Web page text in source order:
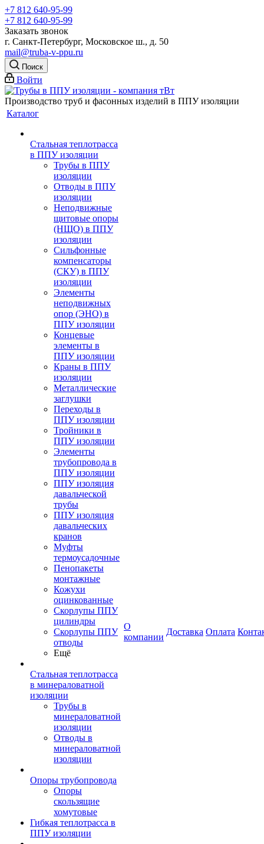
+7 812 640-95-99
+7 812 640-95-99
Заказать звонок
г. Санкт-Петербург, Московское ш., д. 50
mail@truba-v-ppu.ru
Поиск
Войти
Производство труб и фасонных изделий в ППУ изоляции
Каталог
Стальная теплотрасса
в ППУ изоляции
Трубы в ППУ
изоляции
Отводы в ППУ
изоляции
Неподвижные
щитовые опоры
(НЩО) в ППУ
изоляции
Cильфонные
компенсаторы
(СКУ) в ППУ
изоляции
Элементы
неподвижных
опор (ЭНО) в
ППУ изоляции
Концевые
элементы в
ППУ изоляции
Краны в ППУ
изоляции
Металлические
заглушки
Переходы в
ППУ изоляции
Тройники в
ППУ изоляции
Элементы
трубопровода в
ППУ изоляции
ППУ изоляция
давальческой
трубы
ППУ изоляция
давальческих
кранов
Муфты
термоусадочные
Пенопакеты
монтажные
Кожухи
оцинкованные
Скорлупы ППУ
цилиндры
Скорлупы ППУ
отводы
Ещё
Стальная теплотрасса
в минераловатной
изоляции
Трубы в
минераловатной
изоляции
Отводы в
минераловатной
изоляции
Опоры трубопровода
Опоры
скользящие
хомутовые
Гибкая теплотрасса в
ППУ изоляции
О
компании
Доставка Оплата